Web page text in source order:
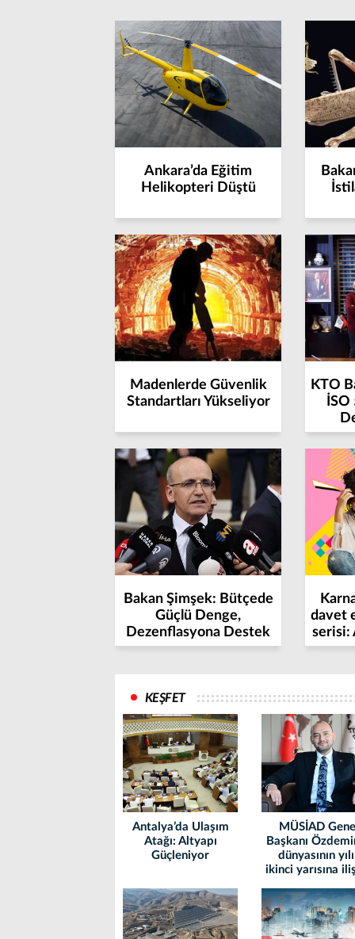
Ankara’da Eğitim
Helikopteri Düştü
Madenlerde Güvenlik
Standartları Yükseliyor
KTO
Bakan Şimşek: Bütçede
Güçlü Denge,
Dezenflasyona Destek
davet
serisi:
KEŞFET
Antalya’da Ulaşım
Atağı: Altyapı
Güçleniyor
MÜSİAD
Başkanı
dünyasının
ikinci yarısına
değerlendirdi